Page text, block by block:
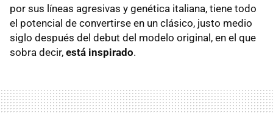
por sus líneas agresivas y genética italiana, tiene todo
el potencial de convertirse en un clásico, justo medio
siglo después del debut del modelo original, en el que
sobra decir, está inspirado.